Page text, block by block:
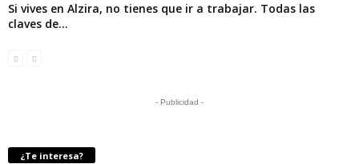
Si vives en Alzira, no tienes que ir a trabajar. Todas las
claves de...
- Publicidad -
¿Te interesa?